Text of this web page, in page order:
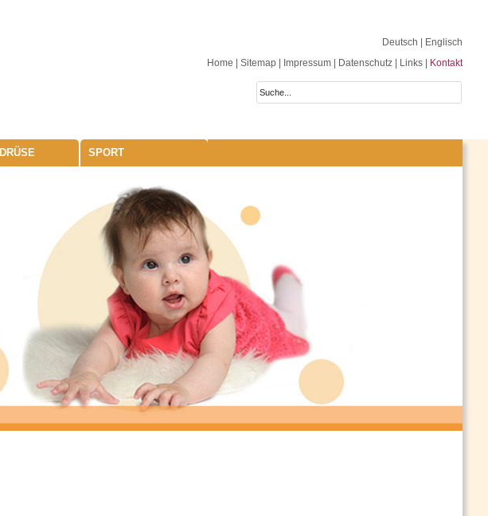
Deutsch
| Englisch
Home
Sitemap Impressum Datenschutz Links Kontakt
SPORT